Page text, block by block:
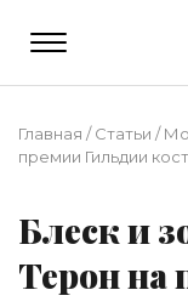
Главная /Статьи /
премии Гильдии
Блеск и
Терон на